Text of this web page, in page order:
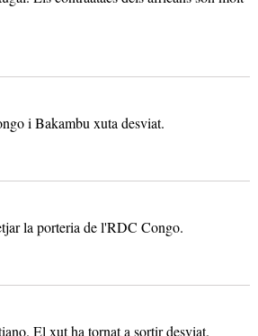
i Bakambu xuta desviat.
la porteria de l'RDC Congo.
El xut ha tornat a sortir desviat.